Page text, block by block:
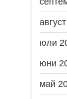
юли
юни
май